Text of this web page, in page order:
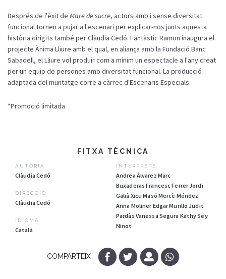
Després de l'èxit de Mare de sucre, actors amb i sense diversitat
funcional tornen a pujar a l'escenari per explicar-nos junts aquesta
història dirigits també per Clàudia Cedó. Fantàstic Ramon inaugura el
projecte Ànima Lliure amb el qual, en aliança amb la Fundació Banc
Sabadell, el Lliure vol produir com a mínim un espectacle a l'any creat
per un equip de persones amb diversitat funcional. La producció
adaptada del muntatge corre a càrrec d'Escenaris Especials.
*Promoció limitada
FITXA TÈCNICA
AUTORIA
Clàudia Cedó
DIRECCIÓ
Clàudia Cedó
IDIOMA
Català
INTÈRPRETS:
Andrea Álvarez Marc
Buxaderas Francesc Ferrer Jordi
Galià Xicu Masó Mercè Méndez
Anna Moliner Edgar Murillo Judit
Pardàs Vanessa Segura Kathy Sey
Ninot
COMPARTEIX